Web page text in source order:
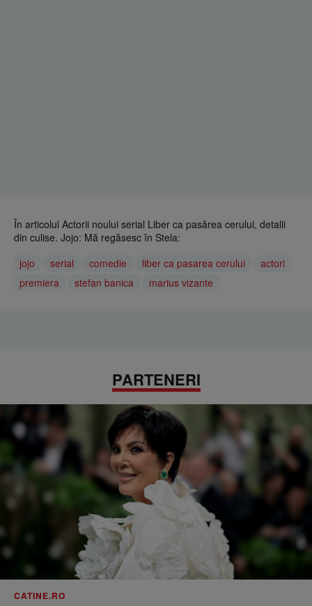
În articolul Actorii noului serial Liber ca pasărea cerului, detalii
din culise. Jojo: Mă regăsesc în Stela:
jojo
serial comedie liber ca pasarea cerului
actori
premiera
stefan banica marius vizante
PARTENERI
CATINE.RO